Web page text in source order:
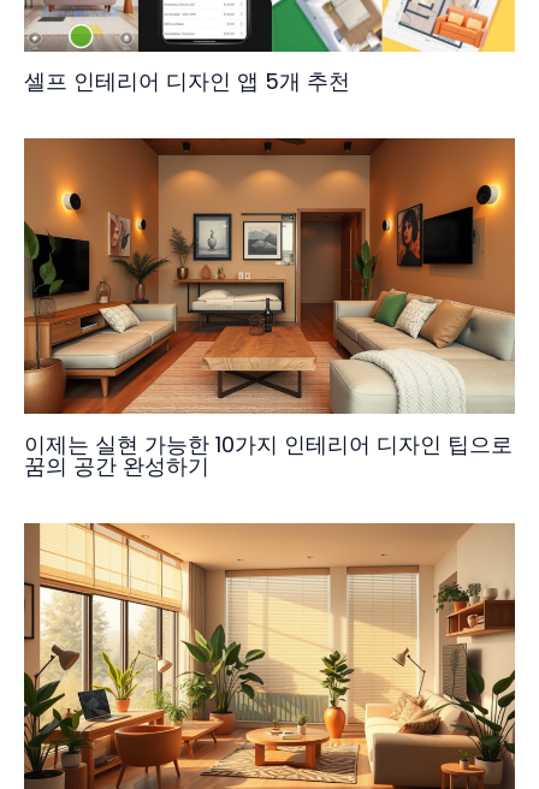
셀프 인테리어 디자인 앱 5개 추천
이제는 실현 가능한 10가지 인테리어 디자인 팁으로
꿈의 공간 완성하기